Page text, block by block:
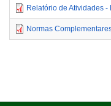
Relatório de Atividades -
Normas